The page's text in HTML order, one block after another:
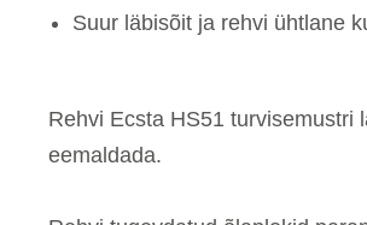
Suur läbisõit ja rehvi ühtlane
Rehvi Ecsta HS51 turvisemustri
eemaldada.